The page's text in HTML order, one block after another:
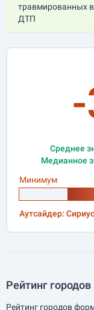
травмированных в
ДТП
Среднее
Медианное
Минимум
Аутсайдер:
Рейтинг городов
Рейтинг городов